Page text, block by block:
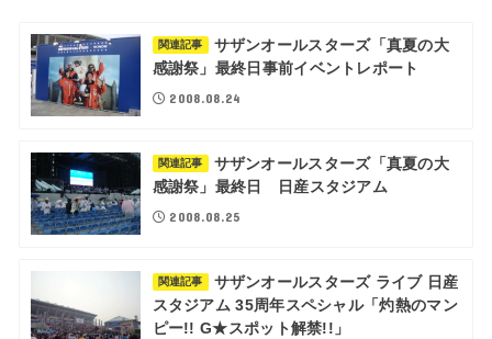
関連記事
サザンオールスターズ「真夏の大
感謝祭」最終日事前イベントレポート
2008.08.24
関連記事
サザンオールスターズ「真夏の大
感謝祭」最終日 日産スタジアム
2008.08.25
関連記事
サザンオールスターズ ライブ 日産
スタジアム 35周年スペシャル「灼熱のマン
ピー!! G★スポット解禁!!」